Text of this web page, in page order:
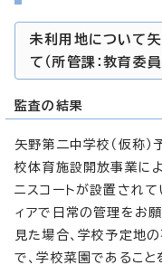
未利用地について
て（所管課：教育委
監査の結果
矢野第二中学校（仮称
校体育施設開放事業に
ニスコートが設置され
ィアで日常の管理をお
見た場合、学校予定地
で、学校菜園であるこ